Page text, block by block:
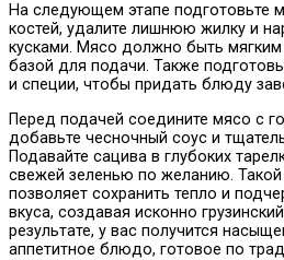
На следующем этапе подготовьте
костей, удалите лишнюю жилку и
кусками. Мясо должно быть
базой для подачи. Также
и специи, чтобы придать блюду
Перед подачей соедините мясо с
добавьте чесночный соус и
Подавайте сацива в глубоких
свежей зеленью по желанию.
позволяет сохранить тепло и
вкуса, создавая исконно
результате, у вас получится
аппетитное блюдо, готовое по